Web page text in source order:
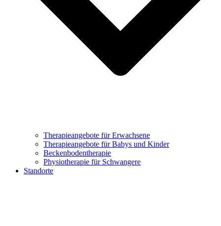
Therapieangebote für Erwachsene
Therapieangebote für Babys und Kinder
Beckenbodentherapie
Physiotherapie für Schwangere
Standorte